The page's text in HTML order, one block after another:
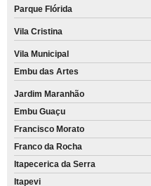
Parque Flórida
Vila Cristina
Vila Municipal
Embu das Artes
Jardim Maranhão
Embu Guaçu
Francisco Morato
Franco da Rocha
Itapecerica da Serra
Itapevi